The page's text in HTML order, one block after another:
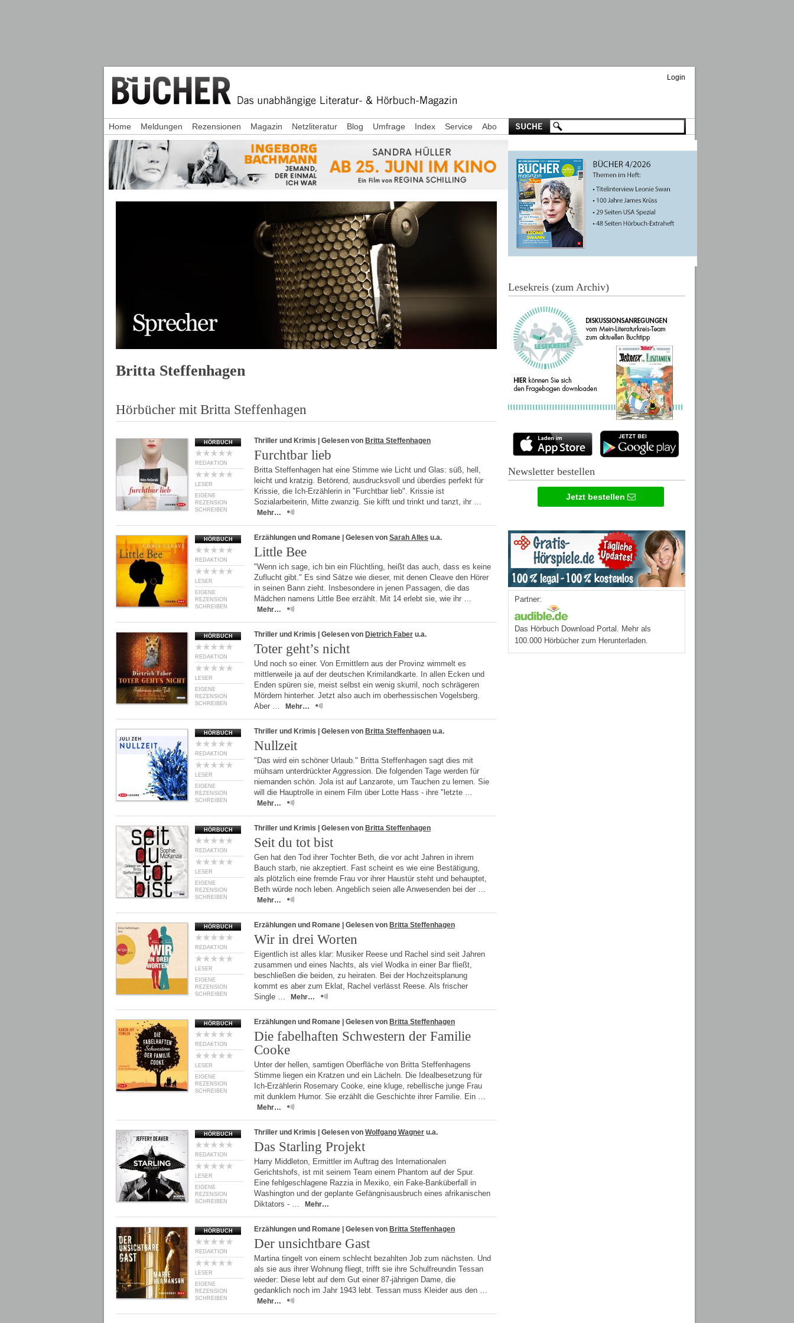
Login
Britta Steffenhagen
Hörbücher mit Britta Steffenhagen
HÖRBUCH
REDAKTION
LESER
EIGENE
REZENSION
SCHREIBEN
Thriller und Krimis | Gelesen von Britta Steffenhagen
Furchtbar lieb
Britta Steffenhagen hat eine Stimme wie Licht und Glas: süß, hell,
leicht und kratzig. Betörend, ausdrucksvoll und überdies perfekt für
Krissie, die Ich-Erzählerin in "Furchtbar lieb". Krissie ist
Sozialarbeiterin, Mitte zwanzig. Sie kifft und trinkt und tanzt, ihr …
Mehr…
HÖRBUCH
REDAKTION
LESER
EIGENE
REZENSION
SCHREIBEN
Erzählungen und Romane | Gelesen von Sarah Alles u.a.
Little Bee
"Wenn ich sage, ich bin ein Flüchtling, heißt das auch, dass es keine
Zuflucht gibt." Es sind Sätze wie dieser, mit denen Cleave den Hörer
in seinen Bann zieht. Insbesondere in jenen Passagen, die das
Mädchen namens Little Bee erzählt. Mit 14 erlebt sie, wie ihr …
Mehr…
HÖRBUCH
REDAKTION
LESER
EIGENE
REZENSION
SCHREIBEN
Thriller und Krimis | Gelesen von Dietrich Faber u.a.
Toter geht’s nicht
Und noch so einer. Von Ermittlern aus der Provinz wimmelt es
mittlerweile ja auf der deutschen Krimilandkarte. In allen Ecken und
Enden spüren sie, meist selbst ein wenig skurril, noch schrägeren
Mördern hinterher. Jetzt also auch im oberhessischen Vogelsberg.
Aber …
Mehr…
HÖRBUCH
REDAKTION
LESER
EIGENE
REZENSION
SCHREIBEN
Thriller und Krimis | Gelesen von Britta Steffenhagen u.a.
Nullzeit
"Das wird ein schöner Urlaub." Britta Steffenhagen sagt dies mit
mühsam unterdrückter Aggression. Die folgenden Tage werden für
niemanden schön. Jola ist auf Lanzarote, um Tauchen zu lernen. Sie
will die Hauptrolle in einem Film über Lotte Hass - ihre "letzte …
Mehr…
HÖRBUCH
REDAKTION
LESER
EIGENE
REZENSION
SCHREIBEN
Thriller und Krimis | Gelesen von Britta Steffenhagen
Seit du tot bist
Gen hat den Tod ihrer Tochter Beth, die vor acht Jahren in ihrem
Bauch starb, nie akzeptiert. Fast scheint es wie eine Bestätigung,
als plötzlich eine fremde Frau vor ihrer Haustür steht und behauptet,
Beth würde noch leben. Angeblich seien alle Anwesenden bei der …
Mehr…
HÖRBUCH
REDAKTION
LESER
EIGENE
REZENSION
SCHREIBEN
Erzählungen und Romane | Gelesen von Britta Steffenhagen
Wir in drei Worten
Eigentlich ist alles klar: Musiker Reese und Rachel sind seit Jahren
zusammen und eines Nachts, als viel Wodka in einer Bar fließt,
beschließen die beiden, zu heiraten. Bei der Hochzeitsplanung
kommt es aber zum Eklat, Rachel verlässt Reese. Als frischer
Single …
Mehr…
HÖRBUCH
REDAKTION
LESER
EIGENE
REZENSION
SCHREIBEN
Erzählungen und Romane | Gelesen von Britta Steffenhagen
Die fabelhaften Schwestern der Familie
Cooke
Unter der hellen, samtigen Oberfläche von Britta Steffenhagens
Stimme liegen ein Kratzen und ein Lächeln. Die Idealbesetzung für
Ich-Erzählerin Rosemary Cooke, eine kluge, rebellische junge Frau
mit dunklem Humor. Sie erzählt die Geschichte ihrer Familie. Ein …
Mehr…
HÖRBUCH
REDAKTION
LESER
EIGENE
REZENSION
SCHREIBEN
Thriller und Krimis | Gelesen von Wolfgang Wagner u.a.
Das Starling Projekt
Harry Middleton, Ermittler im Auftrag des Internationalen
Gerichtshofs, ist mit seinem Team einem Phantom auf der Spur.
Eine fehlgeschlagene Razzia in Mexiko, ein Fake-Banküberfall in
Washington und der geplante Gefängnisausbruch eines afrikanischen
Diktators - …
Mehr…
HÖRBUCH
REDAKTION
LESER
EIGENE
REZENSION
SCHREIBEN
Erzählungen und Romane | Gelesen von Britta Steffenhagen
Der unsichtbare Gast
Martina tingelt von einem schlecht bezahlten Job zum nächsten. Und
als sie aus ihrer Wohnung fliegt, trifft sie ihre Schulfreundin Tessan
wieder: Diese lebt auf dem Gut einer 87-jährigen Dame, die
gedanklich noch im Jahr 1943 lebt. Tessan muss Kleider aus den …
Mehr…
Home Meldungen Rezensionen Magazin Netzliteratur Blog Umfrage Index Service Abo
Lesekreis (zum Archiv)
Newsletter bestellen
Jetzt bestellen
Partner:
Das Hörbuch Download Portal. Mehr als
100.000 Hörbücher zum Herunterladen.